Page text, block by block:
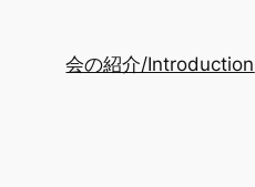
会の紹介/Introduction